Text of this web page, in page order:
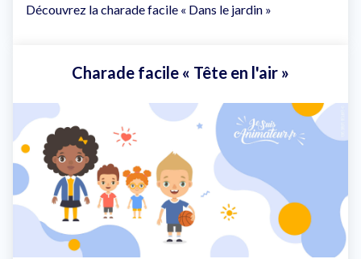
Découvrez la charade facile « Dans le jardin »
Charade facile « Tête en l'air »